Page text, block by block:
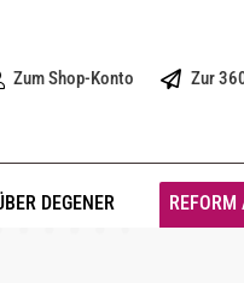
Zum Shop-Konto Zur
DEGENER